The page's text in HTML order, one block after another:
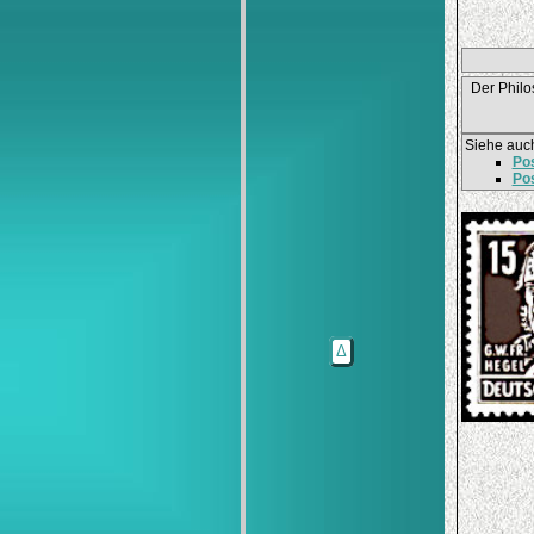
Δ
Der
Siehe